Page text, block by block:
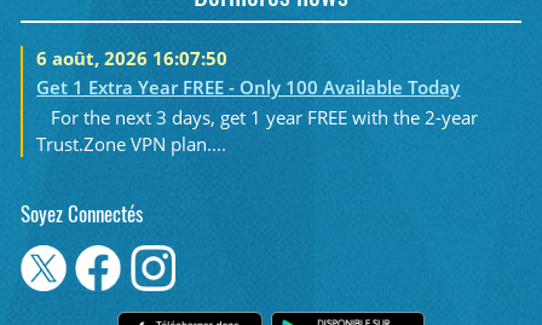
6 août, 2026 16:07:50
Get 1 Extra Year FREE - Only 100 Available Today
For the next 3 days, get 1 year FREE with the 2-year
Trust.Zone VPN plan....
Soyez Connectés